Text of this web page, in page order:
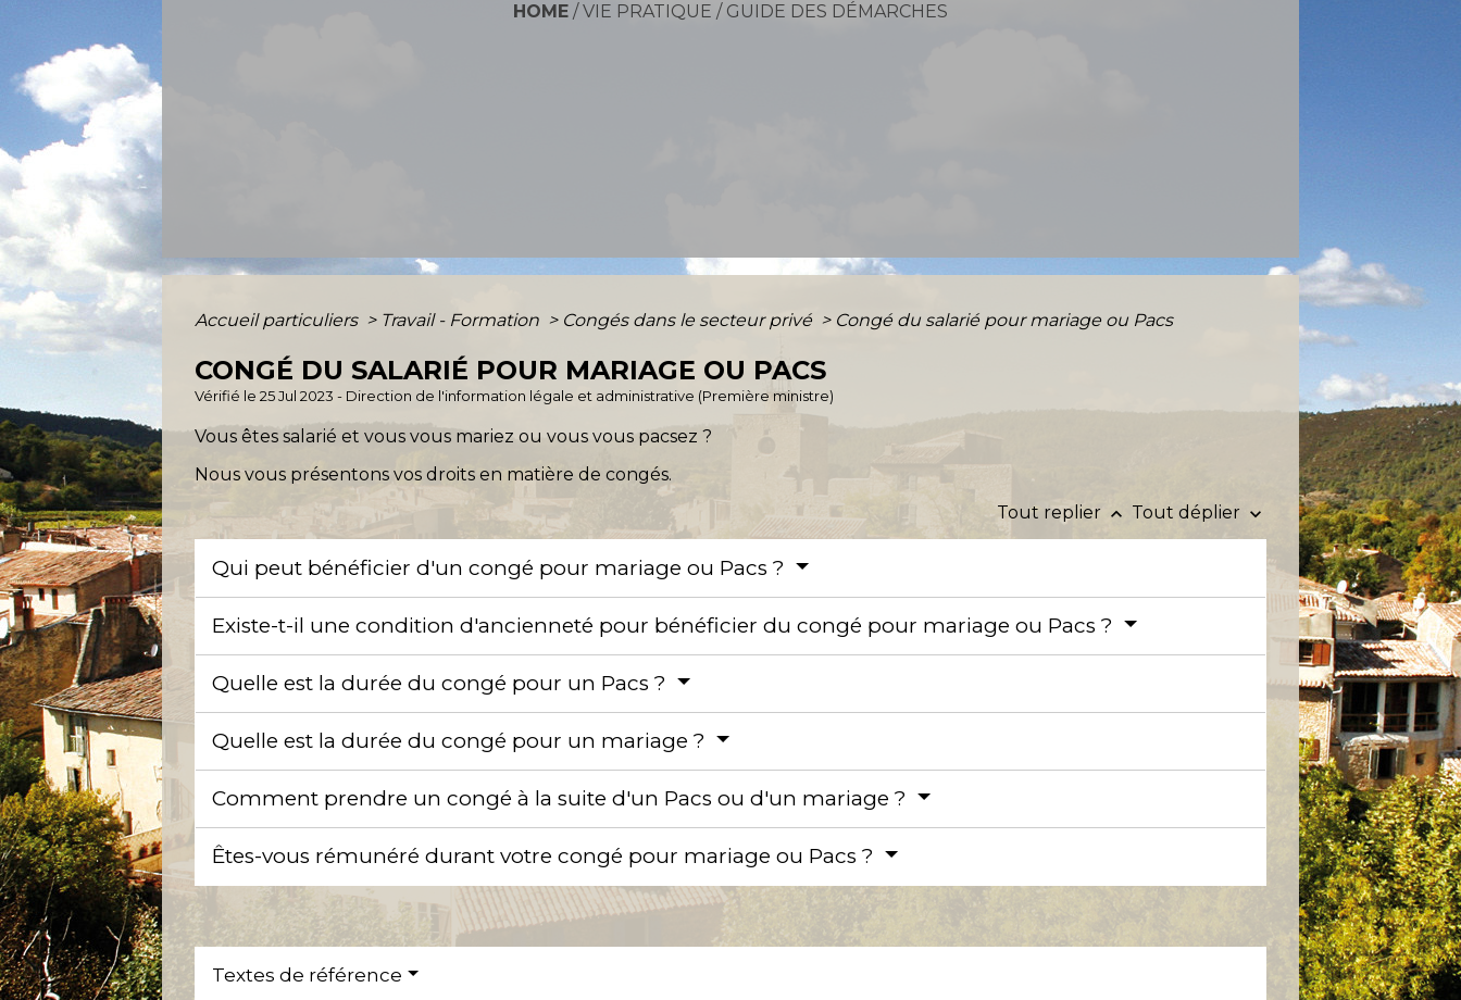
HOME /VIE PRATIQUE / GUIDE DES DÉMARCHES
Accueil particuliers > Travail - Formation > Congés dans le secteur privé > Congé du salarié pour mariage ou Pacs
CONGÉ DU SALARIÉ POUR MARIAGE OU PACS
Vérifié le 25 Jul 2023 - Direction de l'information légale et administrative (Première ministre)
Vous êtes salarié et vous vous mariez ou vous vous pacsez ?
Nous vous présentons vos droits en matière de congés.
Tout replier keyboard_arrow_up Tout déplier keyboard_arrow_down
Qui peut bénéficier d'un congé pour mariage ou Pacs ?
Existe-t-il une condition d'ancienneté pour bénéficier du congé pour mariage ou Pacs ?
Quelle est la durée du congé pour un Pacs ?
Quelle est la durée du congé pour un mariage ?
Comment prendre un congé à la suite d'un Pacs ou d'un mariage ?
Êtes-vous rémunéré durant votre congé pour mariage ou Pacs ?
Textes de référence